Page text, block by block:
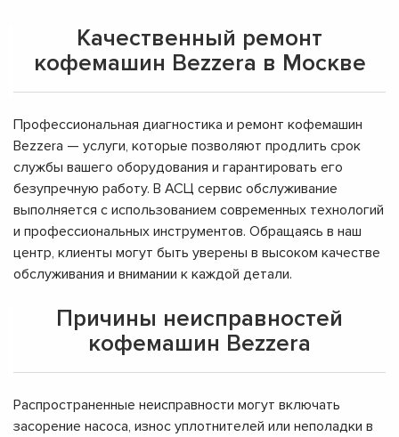
Качественный ремонт
кофемашин Bezzera в Москве
Профессиональная диагностика и ремонт кофемашин
Bezzera — услуги, которые позволяют продлить срок
службы вашего оборудования и гарантировать его
безупречную работу. В АСЦ сервис обслуживание
выполняется с использованием современных технологий
и профессиональных инструментов. Обращаясь в наш
центр, клиенты могут быть уверены в высоком качестве
обслуживания и внимании к каждой детали.
Причины неисправностей
кофемашин Bezzera
Распространенные неисправности могут включать
засорение насоса, износ уплотнителей или неполадки в